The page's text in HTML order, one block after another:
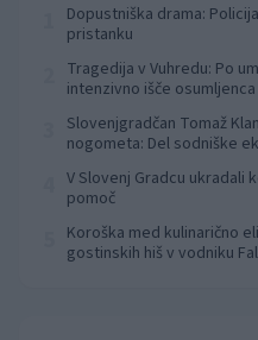
Dopustniška drama:
pristanku
Tragedija v Vuhredu: Po
intenzivno išče osumljenca
Slovenjgradčan Tomaž
nogometa: Del sodniške
V Slovenj Gradcu ukradali
pomoč
Koroška med kulinarično
gostinskih hiš v vodniku